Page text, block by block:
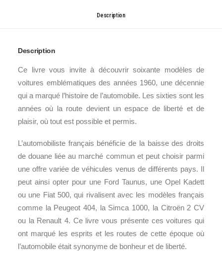
Description
Description
Ce livre vous invite à découvrir soixante modèles de
voitures emblématiques des années 1960, une décennie
qui a marqué l’histoire de l’automobile. Les sixties sont les
années où la route devient un espace de liberté et de
plaisir, où tout est possible et permis.
L’automobiliste français bénéficie de la baisse des droits
de douane liée au marché commun et peut choisir parmi
une offre variée de véhicules venus de différents pays. Il
peut ainsi opter pour une Ford Taunus, une Opel Kadett
ou une Fiat 500, qui rivalisent avec les modèles français
comme la Peugeot 404, la Simca 1000, la Citroën 2 CV
ou la Renault 4. Ce livre vous présente ces voitures qui
ont marqué les esprits et les routes de cette époque où
l’automobile était synonyme de bonheur et de liberté.